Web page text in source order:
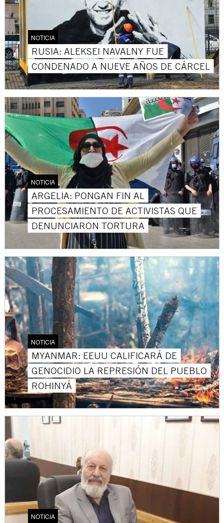
NOTICIA
RUSIA: ALEKSEI NAVALNY FUE
CONDENADO A NUEVE AÑOS DE CÁRCEL
NOTICIA
ARGELIA: PONGAN FIN AL
PROCESAMIENTO DE ACTIVISTAS QUE
DENUNCIARON TORTURA
NOTICIA
MYANMAR: EEUU CALIFICARÁ DE
GENOCIDIO LA REPRESIÓN DEL PUEBLO
ROHINYÁ
NOTICIA